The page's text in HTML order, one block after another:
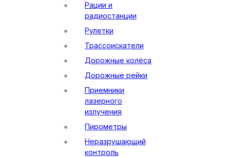
Рации и
радиостанции
Рулетки
Трассоискатели
Дорожные колёса
Дорожные рейки
Приемники
лазерного
излучения
Пирометры
Неразрушающий
контроль